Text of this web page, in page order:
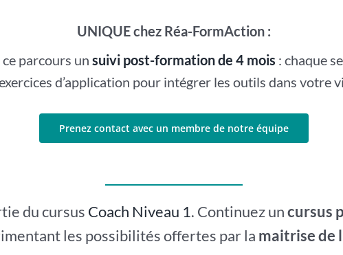
UNIQUE chez Réa-FormAction :
parcours un suivi post-formation de 4 mois : chaque
d’application pour intégrer les outils dans votre
Prenez contact avec un membre de notre équipe
du cursus Coach Niveau 1. Continuez uncursus
les possibilités offertes par la maitrise de